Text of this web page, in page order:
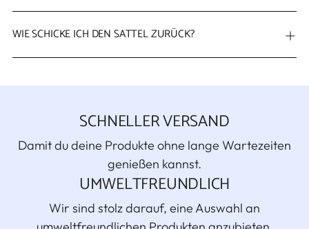
WIE SCHICKE ICH DEN SATTEL ZURÜCK?
SCHNELLER VERSAND
Damit du deine Produkte ohne lange Wartezeiten
genießen kannst.
UMWELTFREUNDLICH
Wir sind stolz darauf, eine Auswahl an